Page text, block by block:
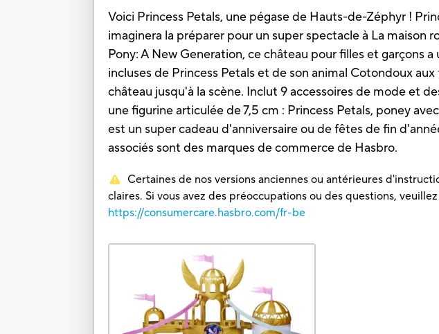
Voici Princess Petals, une pégase de Hauts-de-Zéphyr !
imaginera la préparer pour un super spectacle à La
Pony: A New Generation, ce château pour filles et garçons
incluses de Princess Petals et de son animal Cotondoux
château jusqu'à la scène. Inclut 9 accessoires de mode et
une figurine articulée de 7,5 cm : Princess Petals, poney
est un super cadeau d'anniversaire ou de fêtes de fin
associés sont des marques de commerce de Hasbro.
Certaines de nos versions anciennes ou antérieures
claires. Si vous avez des préoccupations ou des questions,
https://consumercare.hasbro.com/fr-be